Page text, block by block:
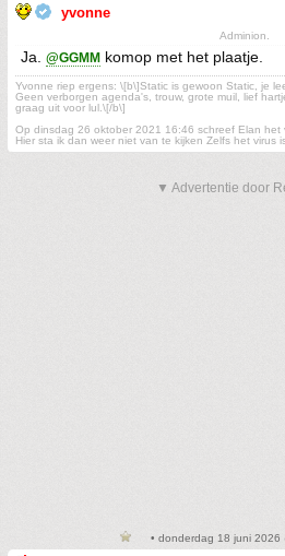
yvonne
Adminion.
Ja. @GGMM komop met het plaatje.
Yvonne riep ergens: \[b\]Static is gewoon Static, je
Geen verborgen agenda's, trouw, grote muil, lief
graag uit voor lul.\[/b\]
Op dinsdag 26 oktober 2021 16:46 schreef Elan het
Hier sta ik dan weer niet van te kijken Zelfs het virus
▼ Advertentie door
• donderdag 18 juni 2026